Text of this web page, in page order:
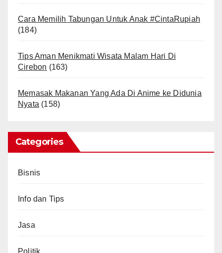
Cara Memilih Tabungan Untuk Anak #CintaRupiah
(184)
Tips Aman Menikmati Wisata Malam Hari Di
Cirebon (163)
Memasak Makanan Yang Ada Di Anime ke Didunia
Nyata (158)
Categories
Bisnis
Info dan Tips
Jasa